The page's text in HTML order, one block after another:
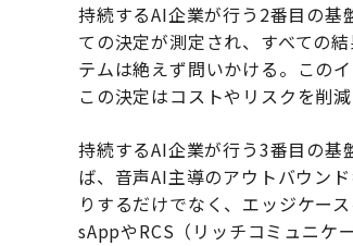
持続するAI企業が行う2番目の基
ての決定が測定され、すべての
テムは絶えず問いかける。この
この決定はコストやリスクを削
持続するAI企業が行う3番目の
ば、音声AI主導のアウトバウン
りするだけでなく、エッジケー
sAppやRCS（リッチコミュニケ